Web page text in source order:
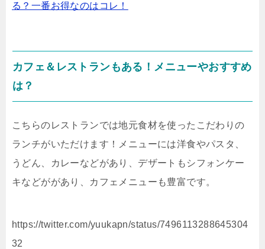
る？一番お得なのはコレ！
カフェ＆レストランもある！メニューやおすすめ
は？
こちらのレストランでは地元食材を使ったこだわりの
ランチがいただけます！メニューには洋食やパスタ、
うどん、カレーなどがあり、デザートもシフォンケー
キなどががあり、カフェメニューも豊富です。
https://twitter.com/yuukapn/status/7496113288645304
32